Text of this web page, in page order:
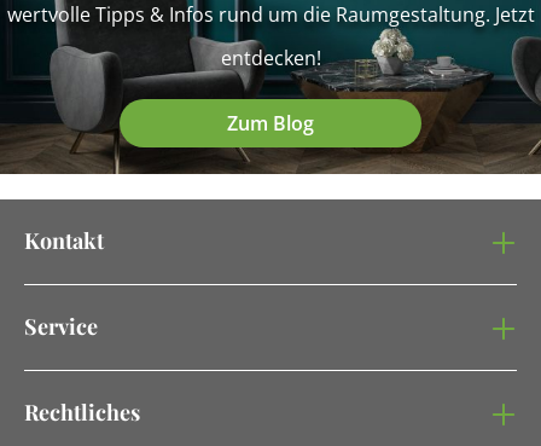
wertvolle Tipps & Infos rund um die Raumgestaltung. Jetzt
entdecken!
Zum Blog
Kontakt
Service
Rechtliches